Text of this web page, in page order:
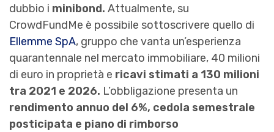
dubbio i minibond. Attualmente, su
CrowdFundMe è possibile sottoscrivere quello di
Ellemme SpA, gruppo che vanta un’esperienza
quarantennale nel mercato immobiliare, 40 milioni
di euro in proprietà e ricavi stimati a 130 milioni
tra 2021 e 2026. L’obbligazione presenta un
rendimento annuo del 6%, cedola semestrale
posticipata e piano di rimborso